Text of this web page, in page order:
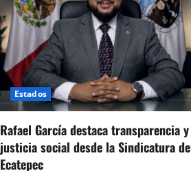
Estados
Rafael García destaca transparencia y
justicia social desde la Sindicatura de
Ecatepec